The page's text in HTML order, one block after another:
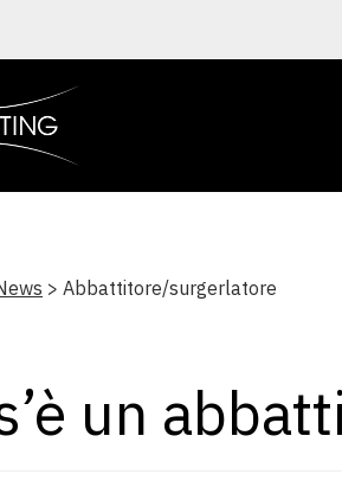
> Abbattitore/surgerlatore
un